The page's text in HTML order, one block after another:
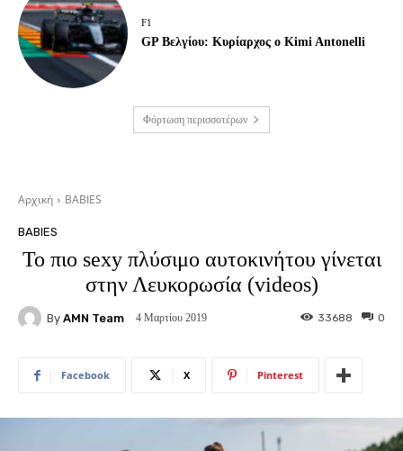
F1
GP Βελγίου: Κυρίαρχος ο Kimi Antonelli
Φόρτωση περισσοτέρων